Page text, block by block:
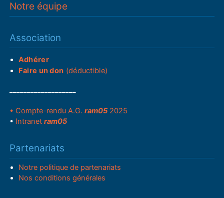
Notre équipe
Association
Adhérer
Faire un don (déductible)
• Compte-rendu A.G.ram05 2025
• Intranetram05
Partenariats
Notre politique de partenariats
Nos conditions générales